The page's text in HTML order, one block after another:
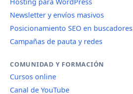
Newsletter y envíos masivos
Posicionamiento SEO en buscadores
Campañas de pauta y redes
COMUNIDAD Y FORMACIÓN
Cursos online
Canal de YouTube